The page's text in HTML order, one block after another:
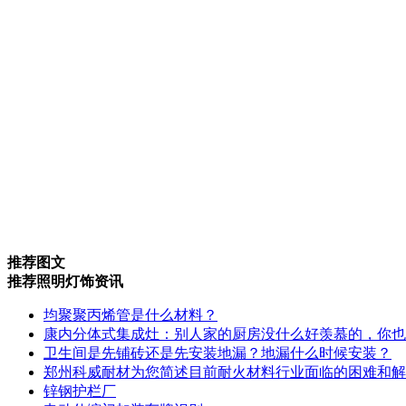
推荐图文
推荐照明灯饰资讯
均聚聚丙烯管是什么材料？
康内分体式集成灶：别人家的厨房没什么好羡慕的，你
卫生间是先铺砖还是先安装地漏？地漏什么时候安装？
郑州科威耐材为您简述目前耐火材料行业面临的困难和
锌钢护栏厂